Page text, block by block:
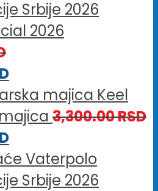
2026
Keel
3,300.00RSD